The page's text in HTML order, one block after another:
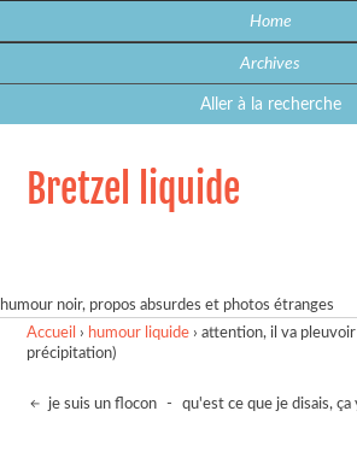
Home
Archives
Aller à la recherche
Bretzel liquide
humour noir, propos absurdes et photos étranges
Accueil › humour liquide ›attention, il va
précipitation)
je suis un flocon - qu'est ce que je disais,